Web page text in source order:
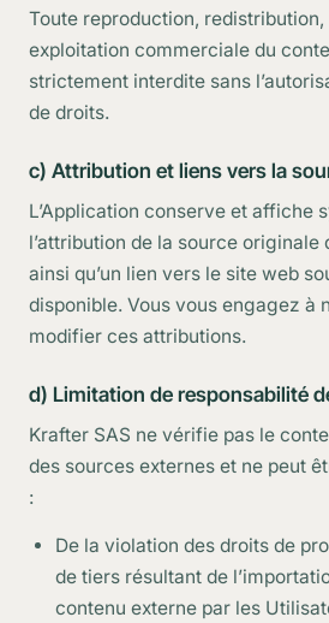
Toute reproduction,
exploitation commerciale du
strictement interdite sans
de droits.
c) Attribution et liens vers la
L’Application conserve et affiche
l’attribution de la source originale
ainsi qu’un lien vers le site web
disponible. Vous vous engagez à
modifier ces attributions.
d) Limitation de responsabilité
Krafter SAS ne vérifie pas le
des sources externes et ne peut
:
De la violation des droits de
de tiers résultant de
contenu externe par les